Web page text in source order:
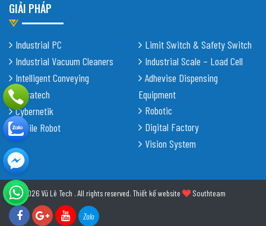
GIẢI PHÁP
Industrial PC
Industrial Vacuum Cleaners
Intelligent Conveying
Shiratech
Cybernetik
Mobile Robot
Limit Switch & Safety Switch
Industrial Scale – Load Cell
Adhevise Dispensing
Equipment
Robotic
Digital Factory
Vision System
© 2026 Vũ Lê Tech . All rights reserved. Thiết kế website Southteam
Zalo